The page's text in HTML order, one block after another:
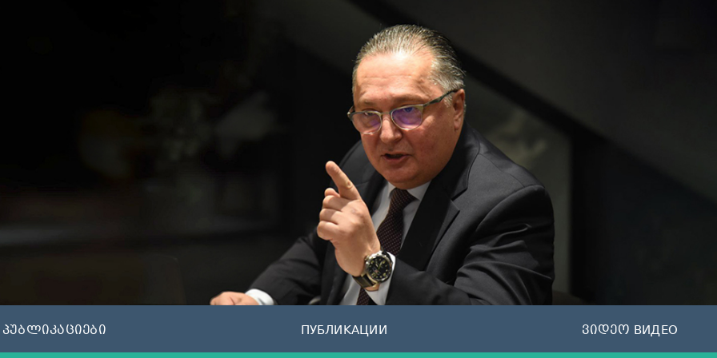
პუბლიკაციები ПУБЛИКАЦИИ ვიდეო ВИДЕО